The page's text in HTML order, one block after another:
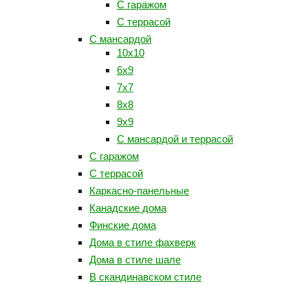
С гаражом
С террасой
С мансардой
10x10
6x9
7x7
8x8
9x9
С мансардой и террасой
С гаражом
С террасой
Каркасно-панельные
Канадские дома
Финские дома
Дома в стиле фахверк
Дома в стиле шале
В скандинавском стиле